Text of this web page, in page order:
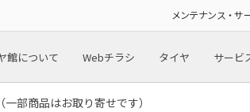
メンテナンス・サ
館について Webチラシ タイヤ サービ
部商品はお取り寄せです）